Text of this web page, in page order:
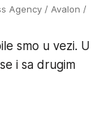
Agency / Avalon /
smo u vezi. U
i sa drugim